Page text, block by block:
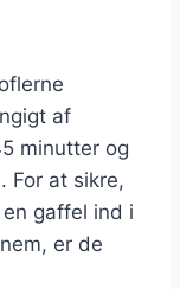
af
minutter og
For at sikre,
gaffel ind i
er de